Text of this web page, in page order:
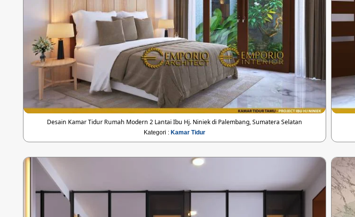
Desain Kamar Tidur Rumah Modern 2 Lantai Ibu Hj. Niniek di Palembang, Sumatera Selatan
Kategori : Kamar Tidur